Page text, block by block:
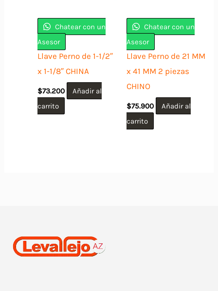
Chatear con un
Asesor
Llave Perno de 1-1/2″
x 1-1/8″ CHINA
$73.200
Añadir al
carrito
Chatear con un
Asesor
Llave Perno de 21 MM
x 41 MM 2 piezas
CHINO
$75.900
Añadir al
carrito